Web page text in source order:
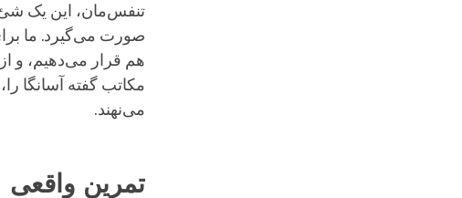
تنفس‌مان، این یک
صورت می‌گیرد. ما
هم قرار می‌دهیم، و
مکاتب گفته آسانگا
می‌نهند.
تمرین واقعی